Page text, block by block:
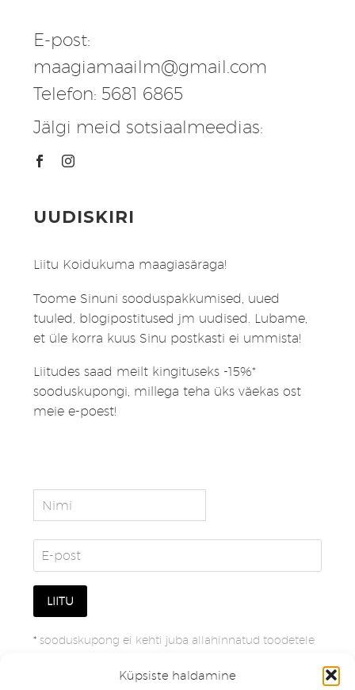
Küpsiste haldamine
E-post:
maagiamaailm@gmail.com
Telefon: 5681 6865
Jälgi meid sotsiaalmeedias:
UUDISKIRI
Liitu Koidukuma maagiasäraga!
Toome Sinuni sooduspakkumised, uued
tuuled, blogipostitused jm uudised. Lubame,
et üle korra kuus Sinu postkasti ei ummista!
Liitudes saad meilt kingituseks -15%*
sooduskupongi, millega teha üks väekas ost
meie e-poest!
* sooduskupong ei kehti juba allahinnatud toodetele